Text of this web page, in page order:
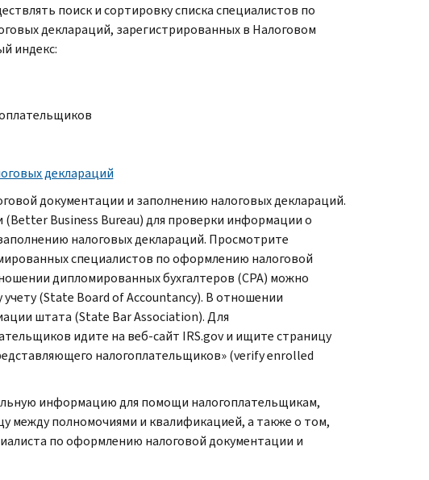
поиск и сортировку списка специалистов по
деклараций, зарегистрированных в Налоговом
индекс:
деклараций
документации и заполнению налоговых деклараций.
Business Bureau) для проверки информации о
налоговых деклараций. Просмотрите
специалистов по оформлению налоговой
дипломированных бухгалтеров (CPA) можно
(State Board of Accountancy). В отношении
штата (State Bar Association). Для
идите на веб-сайт IRS.gov и ищите страницу
налогоплательщиков» (verify enrolled
информацию для помощи налогоплательщикам,
между полномочиями и квалификацией, а также о том,
по оформлению налоговой документации и